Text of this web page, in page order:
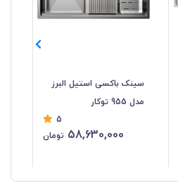
سینک باکسی استیل البرز
مدل 955 توکار
5
58,630,000 تومان